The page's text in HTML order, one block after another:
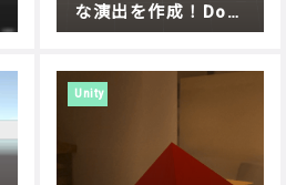
な演出を作成！Doll
y Cartでオブジェク
法
Unity